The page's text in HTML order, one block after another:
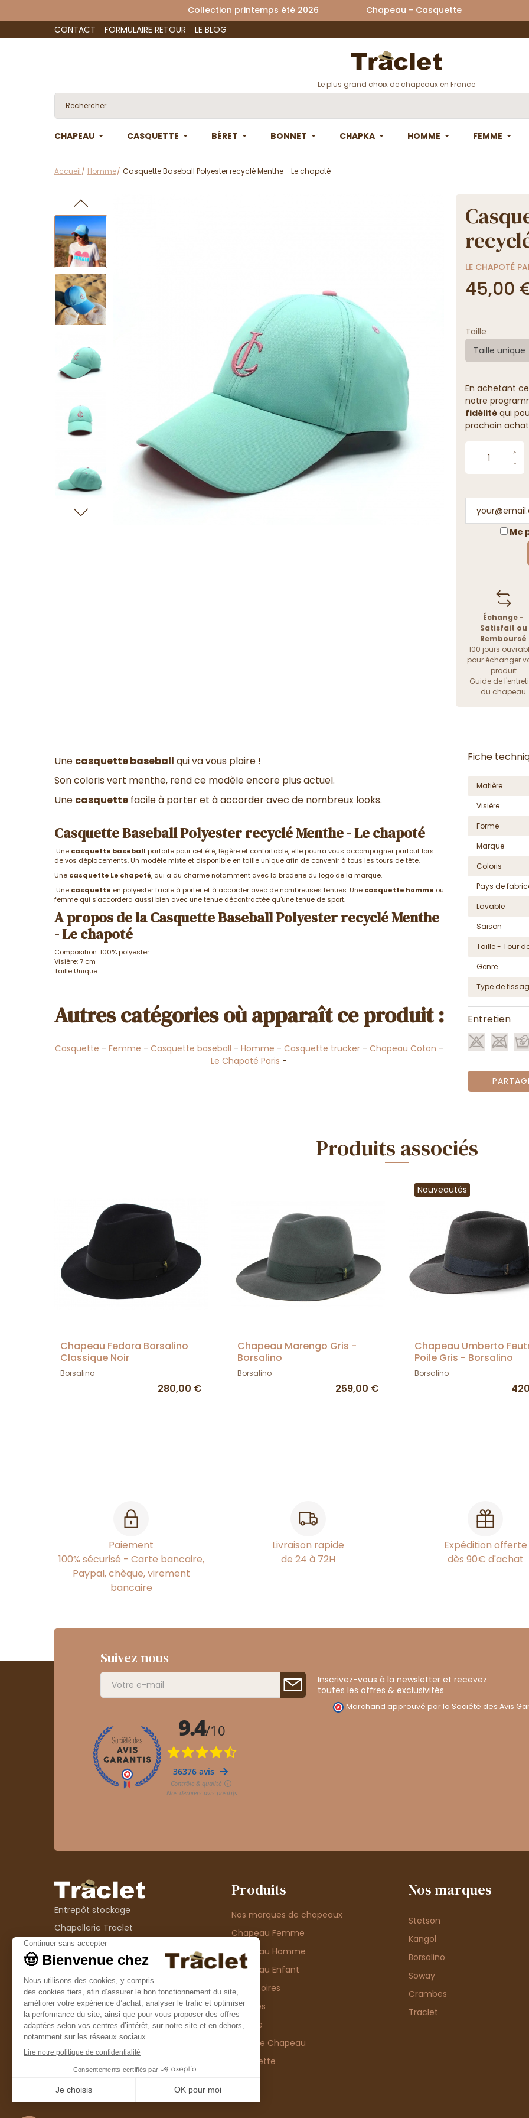
Collection printemps été 2026 Chapeau - Casquette
CONTACT
FORMULAIRE RETOUR LE BLOG
Le plus grand choix de chapeaux en France
CHAPEAU CASQUETTE BÉRET BONNET CHAPKA HOMME FEMME
Accueil Homme Casquette Baseball Polyester recyclé Menthe - Le chapoté
LE CHAPOTÉ
45,00
Taille
Taille unique
En achetant
notre
fidélitéqui
prochain
Me
Échange -
Satisfait ou
Remboursé
100 jours
pour échanger
produit
Guide de
du chapeau
Une casquette baseball qui va vous plaire !
Son coloris vert menthe, rend ce modèle encore plus actuel.
Une casquette facile à porter et à accorder avec de nombreux looks.
Casquette Baseball Polyester recyclé Menthe - Le chapoté
Une casquette baseball parfaite pour cet été, légère et confortable, elle pourra vous accompagner partout lors
de vos déplacements. Un modèle mixte et disponible en taille unique afin de convenir à tous les tours de tête.
Une casquette Le chapoté, qui a du charme notamment avec la broderie du logo de la marque.
Une casquette en polyester facile à porter et à accorder avec de nombreuses tenues. Une casquette homme ou
femme qui s'accordera aussi bien avec une tenue décontractée qu'une tenue de sport.
A propos de la Casquette Baseball Polyester recyclé Menthe
- Le chapoté
Composition: 100% polyester
Visière: 7 cm
Taille Unique
Autres catégories où apparaît ce produit :
Casquette - Femme - Casquette baseball - Homme - Casquette trucker- Chapeau Coton -
Le Chapoté Paris -
Fiche
Matière
Visière
Forme
Marque
Coloris
Pays de
Lavable
Saison
Taille - Tour
Genre
Type de
Entretien
Produits associés
Chapeau Fedora Borsalino
Classique Noir
Borsalino
280,00 €
Chapeau Marengo Gris -
Borsalino
Borsalino
259,00 €
Nouveautés
Chapeau Umberto
Poile Gris - Borsalino
Borsalino
Paiement
100% sécurisé - Carte bancaire,
Paypal, chèque, virement
bancaire
Livraison rapide
de 24 à 72H
Expédition offerte
dès 90€ d'achat
Suivez nous
Inscrivez-vous à la newsletter et recevez
toutes les offres & exclusivités
Marchand approuvé par la Société des Avis
Entrepôt stockage
Chapellerie Traclet
14 Impasse Bardin
42300 Roanne
contact@chapellerie-traclet.com
Boutique
Chapellerie Traclet
4 rue de Cadore
42300 Roanne
Produits
Nos marques de chapeaux
Chapeau Femme
Chapeau Homme
Chapeau Enfant
Accessoires
Thèmes
Matière
Type de Chapeau
Casquette
Nos marques
Stetson
Kangol
Borsalino
Soway
Crambes
Traclet